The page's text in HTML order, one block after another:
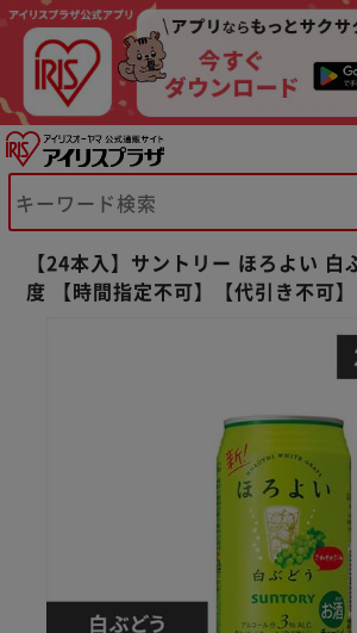
【24本入】サントリー ほろよい
度 【時間指定不可】【代引き不可】
※ご確認ください